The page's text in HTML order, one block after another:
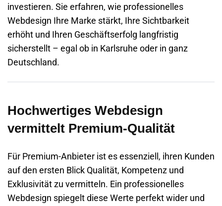
investieren. Sie erfahren, wie professionelles
Webdesign Ihre Marke stärkt, Ihre Sichtbarkeit
erhöht und Ihren Geschäftserfolg langfristig
sicherstellt – egal ob in Karlsruhe oder in ganz
Deutschland.
Hochwertiges Webdesign
vermittelt Premium-Qualität
Für Premium-Anbieter ist es essenziell, ihren Kunden
auf den ersten Blick Qualität, Kompetenz und
Exklusivität zu vermitteln. Ein professionelles
Webdesign spiegelt diese Werte perfekt wider und